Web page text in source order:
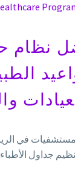
نظام
في
جداول